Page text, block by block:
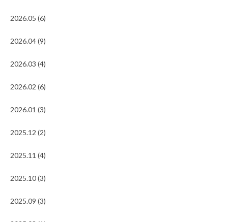
2026.05 (6)
2026.04 (9)
2026.03 (4)
2026.02 (6)
2026.01 (3)
2025.12 (2)
2025.11 (4)
2025.10 (3)
2025.09 (3)